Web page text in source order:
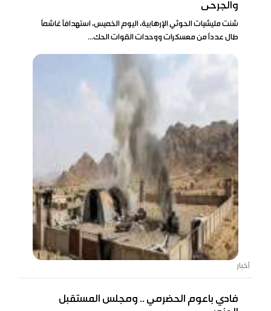
والجرحى
شنت مليشيات الحوثي الإرهابية، اليوم الخميس، استهدافاً غاشماً
طال عدداً من معسكرات ووحدات القوات الحك...
أخبار
فادي باعوم الحضرمي .. ومجلس المستقبل